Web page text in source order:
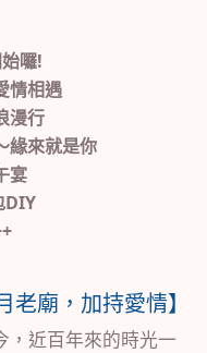
囉!
情相遇
漫行
緣來就是你
宴
DIY
老廟，加持愛情】
，近百年來的時光一